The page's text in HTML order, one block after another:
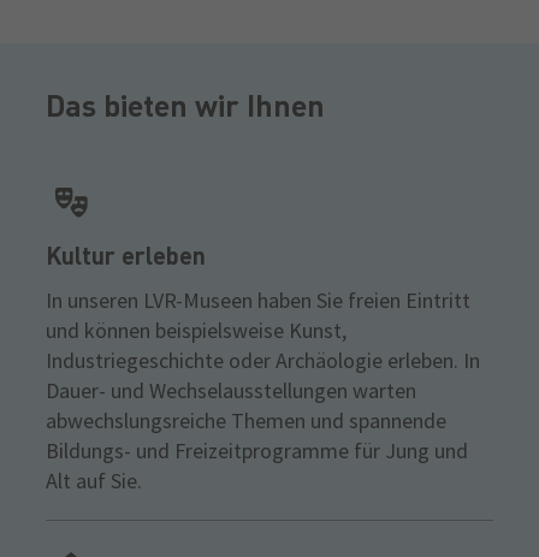
Das bieten wir Ihnen
Kultur erleben
In unseren LVR-Museen haben Sie freien Eintritt
und können beispielsweise Kunst,
Industriegeschichte oder Archäologie erleben. In
Dauer- und Wechselausstellungen warten
abwechslungsreiche Themen und spannende
Bildungs- und Freizeitprogramme für Jung und
Alt auf Sie.